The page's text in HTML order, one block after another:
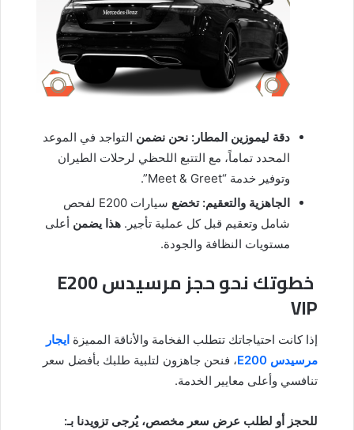
دقة ليموزين المطار: نحن نضمن التواجد في الموعد
المحدد تماماً، مع التتبع اللحظي لرحلات الطيران
وتوفير خدمة “Meet & Greet”.
الجاهزية والتعقيم: تخضع
سيارات E200 لفحص
شامل وتعقيم قبل كل عملية تأجير. هذا يضمن أعلى
مستويات النظافة والجودة.
خطوتك نحو حجز مرسيدس E200
VIP
إذا كانت احتياجاتك تتطلب الفخامة والأناقة المميزة ايجار
مرسيدس E200
، فنحن جاهزون لتلبية طلبك بأفضل سعر
تنافسي وأعلى معايير الخدمة.
للحجز أو لطلب عرض سعر مخصص، يُرجى تزويدنا بـ: